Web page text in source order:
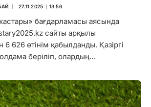
27.11.2025 ∣ 13:56
бағдарламасы аясында
сайты арқылы
626 өтінім қабылданды. Қазіргі
беріліп, олардың…